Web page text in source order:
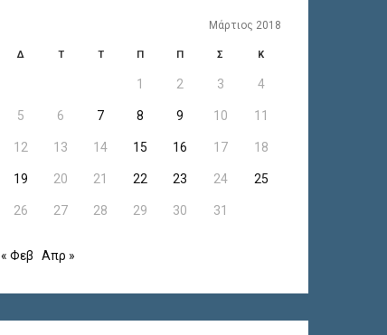
Μάρτιος 2018
Δ Τ Τ Π Π Σ Κ
1 2 3 4
5 6 7 8 9 10 11
12 13 14 15 16 17 18
19 20 21 22 23 24 25
26 27 28 29 30 31
« Φεβ Απρ »